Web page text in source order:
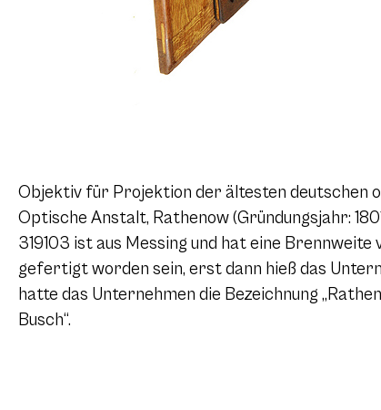
Objektiv für Projektion der ältesten deutschen
Optische Anstalt, Rathenow (Gründungsjahr:
319103 ist aus Messing und hat eine Brennweite
gefertigt worden sein, erst dann hieß das
hatte das Unternehmen die Bezeichnung
Busch“.